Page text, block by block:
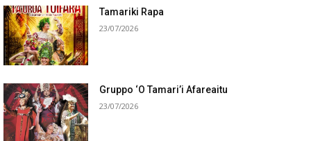
Tamariki Rapa
23/07/2026
Gruppo ‘O Tamari’i Afareaitu
23/07/2026